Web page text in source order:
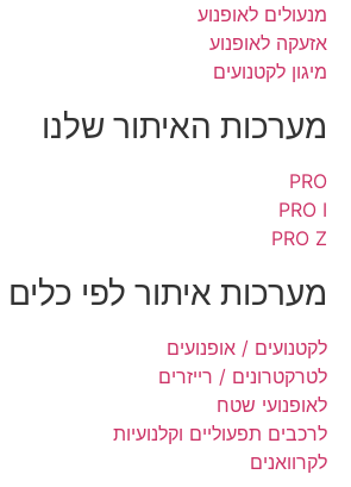
מנעולים לאופנוע
אזעקה לאופנוע
מיגון לקטנועים
מערכות האיתור שלנו
PRO
PRO I
PRO Z
מערכות איתור לפי כלים
לקטנועים / אופנועים
לטרקטרונים / רייזרים
לאופנועי שטח
לרכבים תפעוליים וקלנועיות
לקרוואנים